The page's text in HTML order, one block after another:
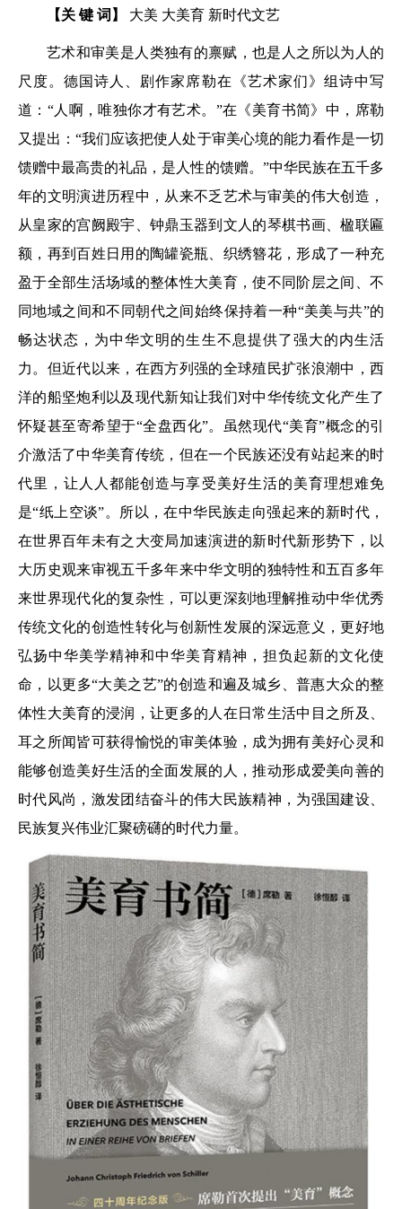
【关 键 词】 大美 大美育 新时代文艺
艺术和审美是人类独有的禀赋，也是人之所以为人的
尺度。德国诗人、剧作家席勒在《艺术家们》组诗中写
道：“人啊，唯独你才有艺术。”在《美育书简》中，席勒
又提出：“我们应该把使人处于审美心境的能力看作是一切
馈赠中最高贵的礼品，是人性的馈赠。”中华民族在五千多
年的文明演进历程中，从来不乏艺术与审美的伟大创造，
从皇家的宫阙殿宇、钟鼎玉器到文人的琴棋书画、楹联匾
额，再到百姓日用的陶罐瓷瓶、织绣簪花，形成了一种充
盈于全部生活场域的整体性大美育，使不同阶层之间、不
同地域之间和不同朝代之间始终保持着一种“美美与共”的
畅达状态，为中华文明的生生不息提供了强大的内生活
力。但近代以来，在西方列强的全球殖民扩张浪潮中，西
洋的船坚炮利以及现代新知让我们对中华传统文化产生了
怀疑甚至寄希望于“全盘西化”。虽然现代“美育”概念的引
介激活了中华美育传统，但在一个民族还没有站起来的时
代里，让人人都能创造与享受美好生活的美育理想难免
是“纸上空谈”。所以，在中华民族走向强起来的新时代，
在世界百年未有之大变局加速演进的新时代新形势下，以
大历史观来审视五千多年来中华文明的独特性和五百多年
来世界现代化的复杂性，可以更深刻地理解推动中华优秀
传统文化的创造性转化与创新性发展的深远意义，更好地
弘扬中华美学精神和中华美育精神，担负起新的文化使
命，以更多“大美之艺”的创造和遍及城乡、普惠大众的整
体性大美育的浸润，让更多的人在日常生活中目之所及、
耳之所闻皆可获得愉悦的审美体验，成为拥有美好心灵和
能够创造美好生活的全面发展的人，推动形成爱美向善的
时代风尚，激发团结奋斗的伟大民族精神，为强国建设、
民族复兴伟业汇聚磅礴的时代力量。